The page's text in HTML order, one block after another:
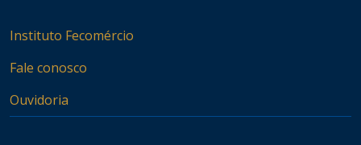
Instituto Fecomércio
Fale conosco
Ouvidoria